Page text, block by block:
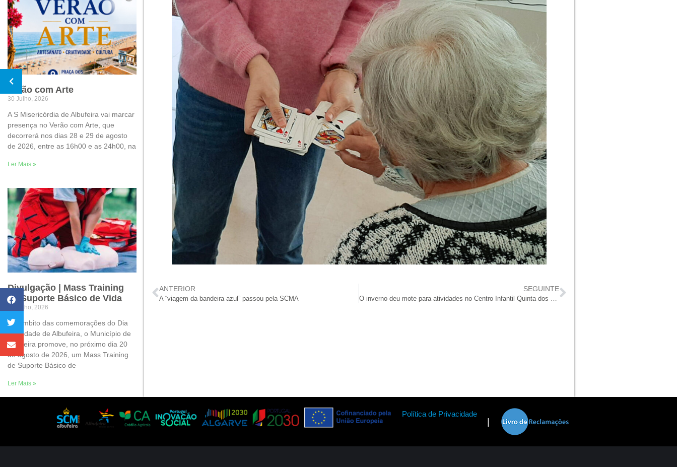
Verão com Arte
30 Julho, 2026
A S Misericórdia de Albufeira vai marcar
presença no Verão com Arte, que
decorrerá nos dias 28 e 29 de agosto
de 2026, entre as 16h00 e as 24h00, na
Ler Mais »
Divulgação | Mass Training
de Suporte Básico de Vida
22 Julho, 2026
No âmbito das comemorações do Dia
da Cidade de Albufeira, o Município de
Albufeira promove, no próximo dia 20
de agosto de 2026, um Mass Training
de Suporte Básico de
Ler Mais »
ANTERIOR
A “viagem da bandeira azul” passou pela SCMA
SEGUINTE
Política de Privacidade
|